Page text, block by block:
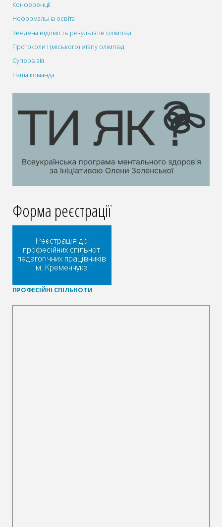
Конференції
Неформальна освіта
Зведена відомість результатів олімпіад
Протоколи І (міського) етапу олімпіад
Супервізія
Наша команда
Форма реєстрації
ПРОФЕСІЙНІ СПІЛЬНОТИ